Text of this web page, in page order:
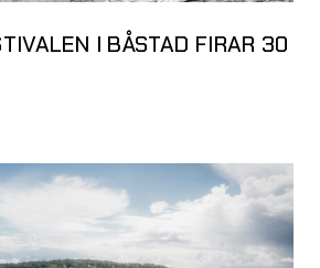
I BÅSTAD FIRAR 30